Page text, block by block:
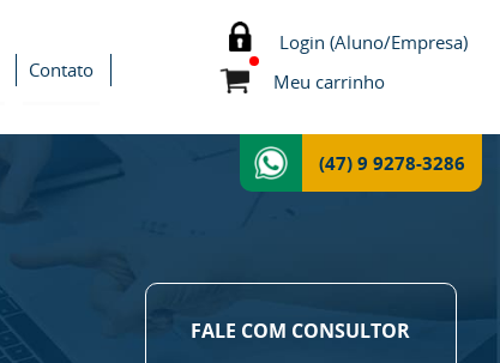
Contato
Login (Aluno/Empresa)
Meu carrinho
(47) 9 9278-3286
FALE COM CONSULTOR